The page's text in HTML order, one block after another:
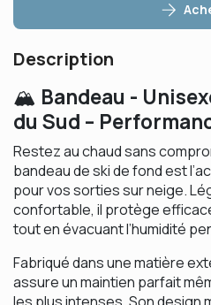
Description
🏔️ Bandeau -
du Sud –
Restez au chaud sans
bandeau de ski de fond est
pour vos sorties sur neige.
confortable, il protège
tout en évacuant l’humidité
Fabriqué dans une matière
assure un maintien parfait